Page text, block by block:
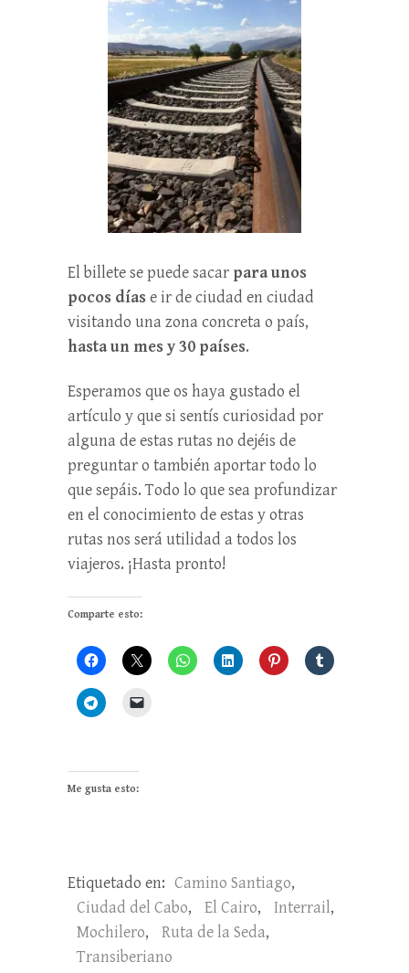
El billete se puede sacar para unos
pocos díase ir de ciudad en ciudad
visitando una zona concreta o país,
hasta un mes y 30 países.
Esperamos que os haya gustado el
artículo y que si sentís curiosidad por
alguna de estas rutas no dejéis de
preguntar o también aportar todo lo
que sepáis. Todo lo que sea profundizar
en el conocimiento de estas y otras
rutas nos será utilidad a todos los
viajeros. ¡Hasta pronto!
Comparte esto:
Me gusta esto:
Etiquetado en: Camino Santiago,
Ciudad del Cabo, El Cairo, Interrail,
Mochilero, Ruta de la Seda,
Transiberiano